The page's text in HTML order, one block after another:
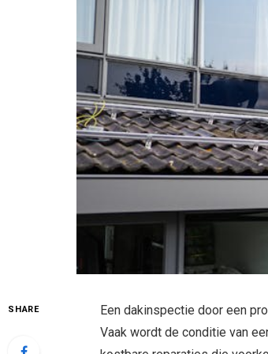
SHARE
Een dakinspectie door een
Vaak wordt de conditie van